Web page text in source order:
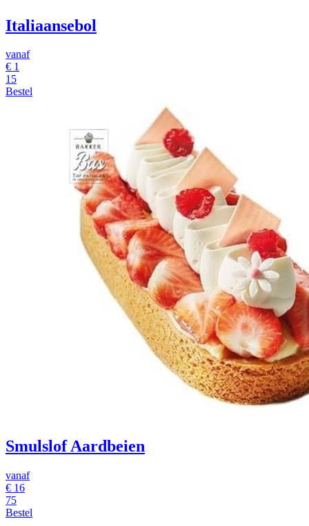
Italiaansebol
vanaf
€ 1
15
Bestel
Smulslof Aardbeien
vanaf
€ 16
75
Bestel